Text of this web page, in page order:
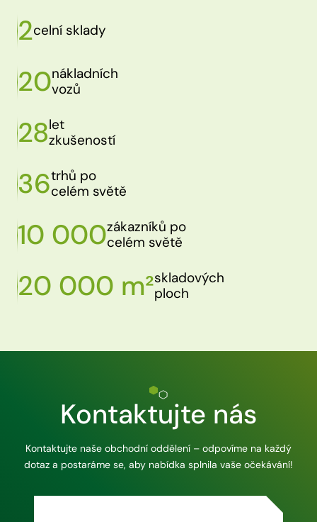
2celní sklady
20nákladních
vozů
28let
zkušeností
36trhů po
celém světě
10 000zákazníků po
celém světě
20 000 m²skladových
ploch
Kontaktujte nás
Kontaktujte naše obchodní oddělení – odpovíme na každý
dotaz a postaráme se, aby nabídka splnila vaše očekávání!